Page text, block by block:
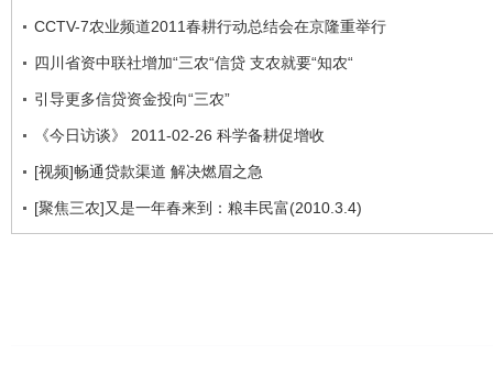
CCTV-7农业频道2011春耕行动总结会在京隆重举行
四川省资中联社增加“三农“信贷 支农就要“知农“
引导更多信贷资金投向“三农”
《今日访谈》 2011-02-26 科学备耕促增收
[视频]畅通贷款渠道 解决燃眉之急
[聚焦三农]又是一年春来到：粮丰民富(2010.3.4)